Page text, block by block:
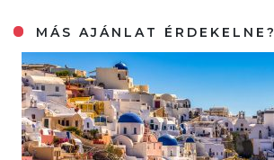
MÁS AJÁNLAT ÉRDEKELNE?